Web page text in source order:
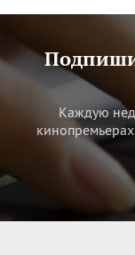
Каждую